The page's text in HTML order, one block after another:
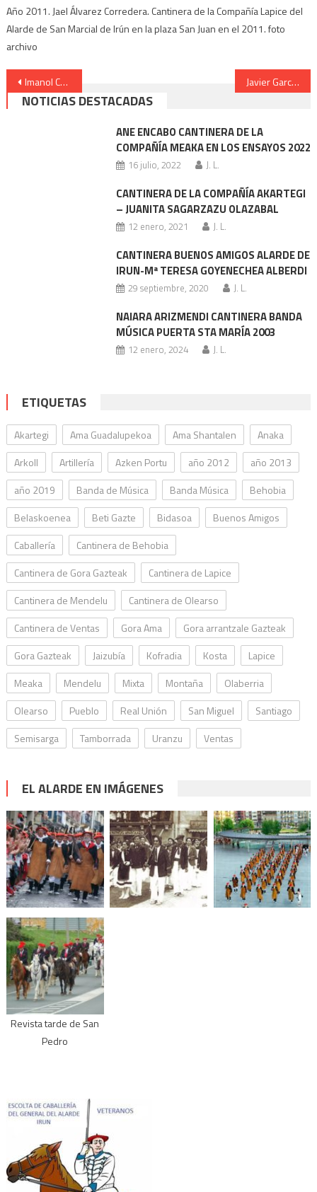
Año 2011. Jael Álvarez Corredera. Cantinera de la Compañía Lapice del
Alarde de San Marcial de Irún en la plaza San Juan en el 2011. foto
archivo
Navegación
de
Imanol Celihueta Ayudante de Infantería del Alarde 2026 Javier García General del Alarde de San Marcial de Irún 2026
NOTICIAS DESTACADAS
ANE ENCABO CANTINERA DE LA
COMPAÑÍA MEAKA EN LOS ENSAYOS 2022
16 julio, 2022 J. L.
CANTINERA DE LA COMPAÑÍA AKARTEGI
– JUANITA SAGARZAZU OLAZABAL
12 enero, 2021 J. L.
CANTINERA BUENOS AMIGOS ALARDE DE
IRUN-Mª TERESA GOYENECHEA ALBERDI
29 septiembre, 2020 J. L.
NAIARA ARIZMENDI CANTINERA BANDA
MÚSICA PUERTA STA MARÍA 2003
12 enero, 2024 J. L.
ETIQUETAS
Akartegi Ama Guadalupekoa Ama Shantalen
Anaka
Arkoll
Artillería Azken Portu año 2012
año 2013
año 2019
Banda de Música Banda Música
Behobia
Belaskoenea
Beti Gazte Bidasoa
Buenos Amigos
Caballería
Cantinera de Behobia
Cantinera de Gora Gazteak
Cantinera de Lapice
Cantinera de Mendelu
Cantinera de Olearso
Cantinera de Ventas
Gora Ama
Gora arrantzale Gazteak
Gora Gazteak
Jaizubía Kofradia Kosta
Lapice
Meaka
Mendelu Mixta Montaña
Olaberria
Olearso
Pueblo Real Unión San Miguel
Santiago
Semisarga
Tamborrada Uranzu Ventas
EL ALARDE EN IMÁGENES
Revista tarde de San
Pedro